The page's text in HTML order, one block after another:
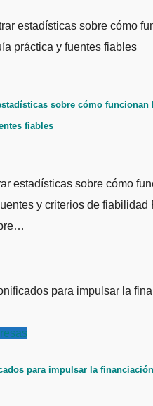
sobre cómo
fiables
estadísticas sobre cómo
y criterios de fiabilidad
para impulsar la